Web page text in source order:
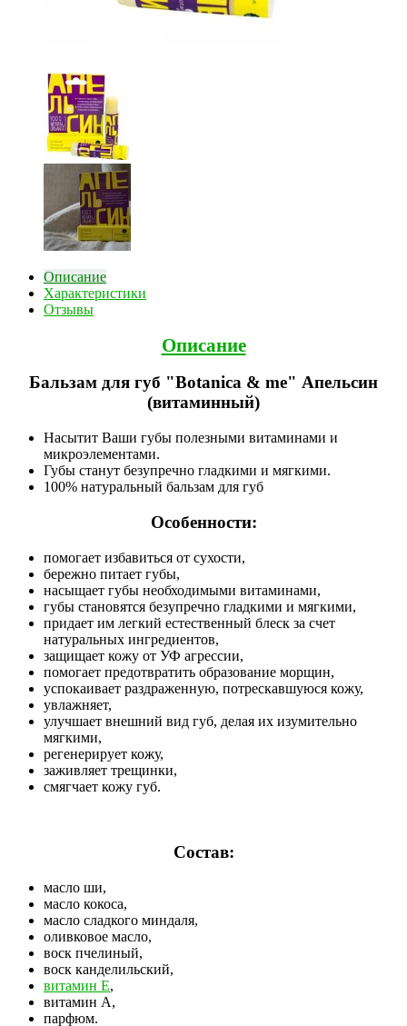
Описание
Характеристики
Отзывы
Описание
Бальзам для губ "Botanica & me" Апельсин
(витаминный)
Насытит Ваши губы полезными витаминами и
микроэлементами.
Губы станут безупречно гладкими и мягкими.
100% натуральный бальзам для губ
Особенности:
помогает избавиться от сухости,
бережно питает губы,
насыщает губы необходимыми витаминами,
губы становятся безупречно гладкими и мягкими,
придает им легкий естественный блеск за счет
натуральных ингредиентов,
защищает кожу от УФ агрессии,
помогает предотвратить образование морщин,
успокаивает раздраженную, потрескавшуюся кожу,
увлажняет,
улучшает внешний вид губ, делая их изумительно
мягкими,
регенерирует кожу,
заживляет трещинки,
смягчает кожу губ.
Состав:
масло ши,
масло кокоса,
масло сладкого миндаля,
оливковое масло,
воск пчелиный,
воск канделильский,
витамин Е,
витамин А,
парфюм.